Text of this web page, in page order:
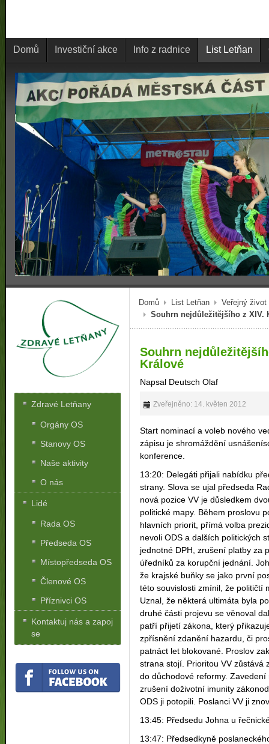
Domů Investiční akce Info z radnice List Letňan
Domů List Letňan
Veřejný život
Souhrn nejdůležitějšího z XIV.
Souhrn
Králové
Napsal Deutsch Olaf
Zveřejněno: 14. květen 2012
Start nominací a voleb nového
zápisu je shromáždění
konference.
13:20: Delegáti přijali nabídku
strany. Slova se ujal předseda
nová pozice VV je důsledkem
politické mapy. Během proslovu
hlavních priorit, přímá volba
nevoli ODS a dalších politických
jednotné DPH, zrušení platby za
úředníků za korupční jednání.
že krajské buňky se jako první
této souvislosti zmínil, že političtí
Uznal, že některá ultimáta byla
druhé části projevu se věnoval
patří přijetí zákona, který
zpřísnění zdanění hazardu, či
patnáct let blokované. Proslov
strana stojí. Prioritou VV zůstává
do důchodové reformy.
zrušení doživotní imunity
ODS ji potopili. Poslanci VV ji
13:45: Předsedu Johna u
13:47: Předsedkyně
Zdravé Letňany
Orgány OS
Stanovy OS
Naše aktivity
O nás
Lidé
Rada OS
Předseda OS
Místopředseda OS
Členové OS
Příznivci OS
Kontaktuj nás a zapoj
se